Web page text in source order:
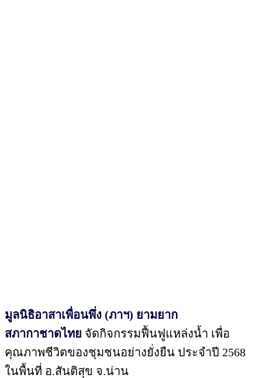
มูลนิธิอาสาเพื่อนพึ่ง (ภาฯ) ยามยาก
สภากาชาดไทย จัดกิจกรรมฟื้นฟูแหล่งน้ำ เพื่อ
คุณภาพชีวิตของชุมชนอย่างยั่งยืน ประจำปี 2568
ในพื้นที่ อ.สันติสุข จ.น่าน